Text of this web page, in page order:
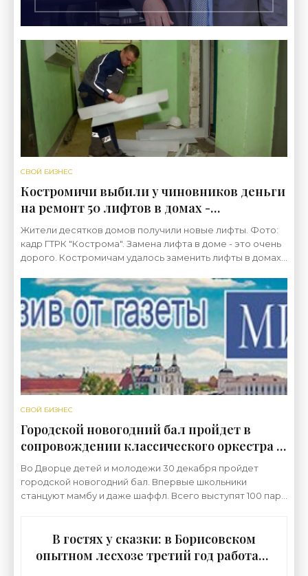
СВОЙ БИЗНЕС
Костромичи выбили у чиновников деньги
на ремонт 50 лифтов в домах -
«Недвижимость»
Жители десятков домов получили новые лифты. Фото:
кадр ГТРК "Кострома". Замена лифта в доме - это очень
дорого. Костромичам удалось заменить лифты в домах,
СВОЙ БИЗНЕС
Городской новогодний бал пройдет в
сопровождении классического оркестра и
диджея. Побывали на репетиции -
«Свежие новости строительства»
Во Дворце детей и молодежи 30 декабря пройдет
городской новогодний бал. Впервые школьники
станцуют мамбу и даже шаффл. Всего выступят 100 пар.
В гостях у сказки: в Борисовском
опытном лесхозе третий год работает